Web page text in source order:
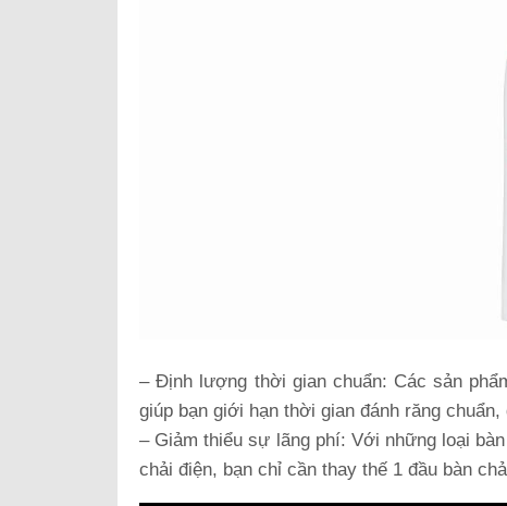
– Định lượng thời gian chuẩn: Các sản
giúp bạn giới hạn thời gian đánh răng
– Giảm thiểu sự lãng phí: Với những loại
chải điện, bạn chỉ cần thay thế 1 đầu bàn